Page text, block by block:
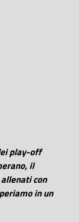
play-off
il
con
in un